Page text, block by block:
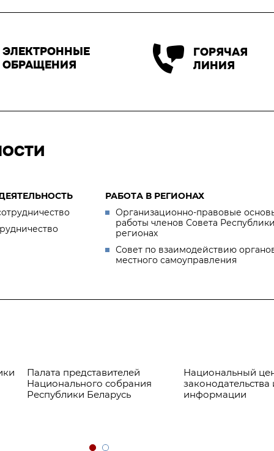
ЭЛЕКТРОННЫЕ
ОБРАЩЕНИЯ
ГОРЯЧАЯ
ЛИНИЯ
РАБОТА В РЕГИОНАХ
Организационно-правовые
работы членов Совета
регионах
Совет по взаимодействию
местного самоуправления
Палата представителей
Национального собрания
Республики Беларусь
Национальный
информации